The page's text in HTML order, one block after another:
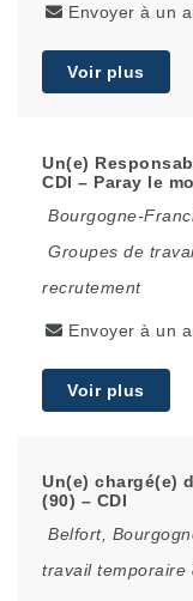
Envoyer à un
Voir plus
Un(e)
CDI – Paray le
Bourgogne-
Groupes de
recrutement
Envoyer à un
Voir plus
Un(e) chargé(e)
(90) – CDI
Belfort,
travail temporaire